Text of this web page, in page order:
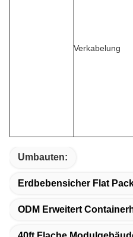
Verkabelung
Umbauten:
Erdbebensicher Flat
ODM Erweitert